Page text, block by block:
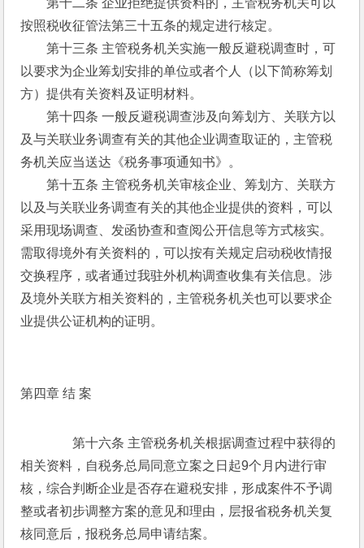
按照税收征管法第三十五条的规定进行核定。
第十三条 主管税务机关实施一般反避税调查时，可
以要求为企业筹划安排的单位或者个人（以下简称筹划
方）提供有关资料及证明材料。
第十四条 一般反避税调查涉及向筹划方、关联方以
及与关联业务调查有关的其他企业调查取证的，主管税
务机关应当送达《税务事项通知书》。
第十五条 主管税务机关审核企业、筹划方、关联方
以及与关联业务调查有关的其他企业提供的资料，可以
采用现场调查、发函协查和查阅公开信息等方式核实。
需取得境外有关资料的，可以按有关规定启动税收情报
交换程序，或者通过我驻外机构调查收集有关信息。涉
及境外关联方相关资料的，主管税务机关也可以要求企
业提供公证机构的证明。
第四章 结 案
第十六条 主管税务机关根据调查过程中获得的
相关资料，自税务总局同意立案之日起9个月内进行审
核，综合判断企业是否存在避税安排，形成案件不予调
整或者初步调整方案的意见和理由，层报省税务机关复
核同意后，报税务总局申请结案。